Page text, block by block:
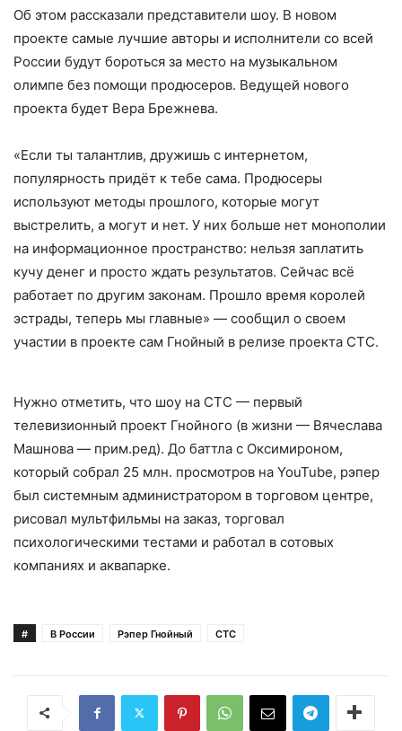
Об этом рассказали представители шоу. В новом
проекте самые лучшие авторы и исполнители со всей
России будут бороться за место на музыкальном
олимпе без помощи продюсеров. Ведущей нового
проекта будет Вера Брежнева.
«Если ты талантлив, дружишь с интернетом,
популярность придёт к тебе сама. Продюсеры
используют методы прошлого, которые могут
выстрелить, а могут и нет. У них больше нет монополии
на информационное пространство: нельзя заплатить
кучу денег и просто ждать результатов. Сейчас всё
работает по другим законам. Прошло время королей
эстрады, теперь мы главные» — сообщил о своем
участии в проекте сам Гнойный в релизе проекта СТС.
Нужно отметить, что шоу на СТС — первый
телевизионный проект Гнойного (в жизни — Вячеслава
Машнова — прим.ред). До баттла с Оксимироном,
который собрал 25 млн. просмотров на YouTube, рэпер
был системным администратором в торговом центре,
рисовал мультфильмы на заказ, торговал
психологическими тестами и работал в сотовых
компаниях и аквапарке.
# В России Рэпер Гнойный СТС